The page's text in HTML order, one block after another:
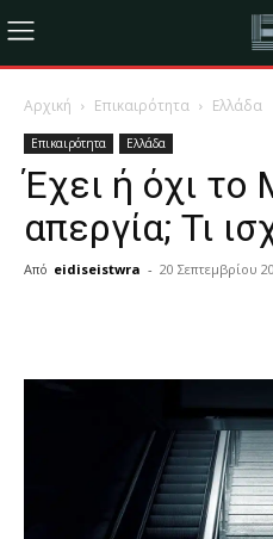
Αρχική Επικαιρότητα Ελλάδα
Επικαιρότητα Ελλάδα
Έχει ή όχι το
απεργία; Τι
Από eidiseistwra - 20 Σεπτεμβρίου